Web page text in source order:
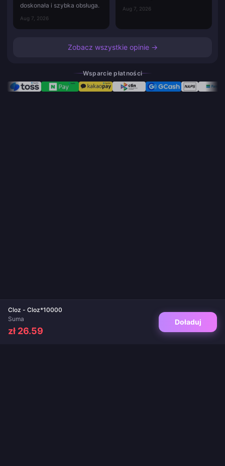
Cloz - Cloz*10000
Suma
zł 26.59
Doładuj
doskonała i szybka obsługa.
Aug 7, 2026
Aug 7, 2026
Zobacz wszystkie opinie →
Wsparcie płatności